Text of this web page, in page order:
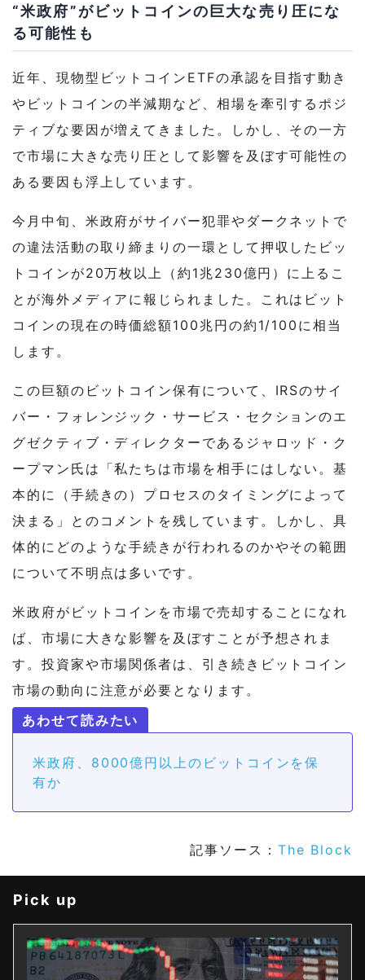
“米政府”がビットコインの巨大な売り圧にな
る可能性も
近年、現物型ビットコインETFの承認を目指す動き
やビットコインの半減期など、相場を牽引するポジ
ティブな要因が増えてきました。しかし、その一方
で市場に大きな売り圧として影響を及ぼす可能性の
ある要因も浮上しています。
今月中旬、米政府がサイバー犯罪やダークネットで
の違法活動の取り締まりの一環として押収したビッ
トコインが20万枚以上（約1兆230億円）に上るこ
とが海外メディアに報じられました。これはビット
コインの現在の時価総額100兆円の約1/100に相当
します。
この巨額のビットコイン保有について、IRSのサイ
バー・フォレンジック・サービス・セクションのエ
グゼクティブ・ディレクターであるジャロッド・ク
ープマン氏は「私たちは市場を相手にはしない。基
本的に（手続きの）プロセスのタイミングによって
決まる」とのコメントを残しています。しかし、具
体的にどのような手続きが行われるのかやその範囲
について不明点は多いです。
米政府がビットコインを市場で売却することになれ
ば、市場に大きな影響を及ぼすことが予想されま
す。投資家や市場関係者は、引き続きビットコイン
市場の動向に注意が必要となります。
米政府、8000億円以上のビットコインを保
有か
記事ソース： The Block
Pick up